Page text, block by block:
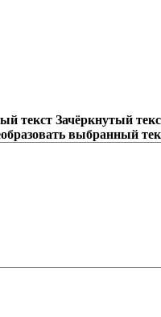
текст Зачёркнутый
выбранный